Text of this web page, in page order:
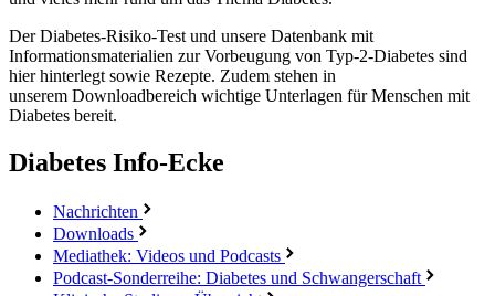
Der Diabetes-Risiko-Test und unsere Datenbank mit
Informationsmaterialien zur Vorbeugung von Typ-2-Diabetes sind
hier hinterlegt sowie Rezepte. Zudem stehen in
unserem Downloadbereich wichtige Unterlagen für Menschen mit
Diabetes bereit.
Diabetes Info-Ecke
Nachrichten
Downloads
Mediathek: Videos und Podcasts
Podcast-Sonderreihe: Diabetes und Schwangerschaft